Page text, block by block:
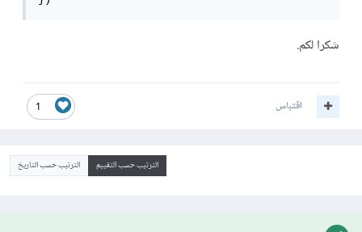
شكرا لكم.
1 اقتباس
الترتيب حسب التقييم الترتيب حسب التاريخ